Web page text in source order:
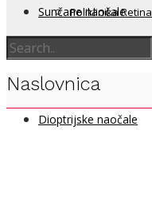
Sunčane naočale
Dioptrijske naočale
Poliklinika Retina
Naslovnica